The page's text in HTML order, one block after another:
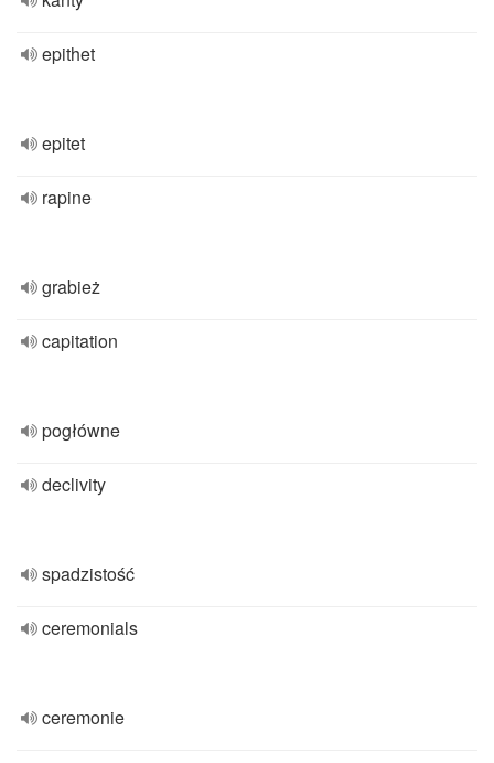
epithet
epitet
rapine
grabież
capitation
pogłówne
declivity
spadzistość
ceremonials
ceremonie